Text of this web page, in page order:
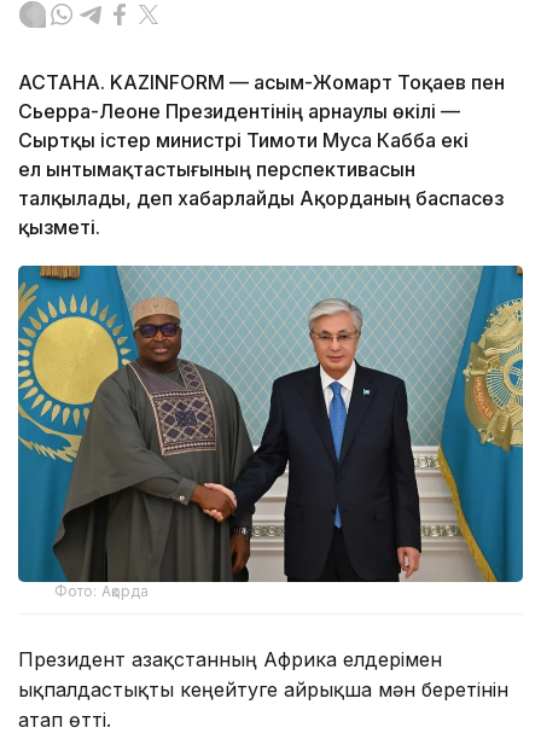
АСТАНА. KAZINFORM — Қасым-Жомарт Тоқаев пен
Сьерра-Леоне Президентінің арнаулы өкілі —
Сыртқы істер министрі Тимоти Муса Кабба екі
ел ынтымақтастығының перспективасын
талқылады, деп хабарлайды Ақорданың баспасөз
қызметі.
Фото: Ақорда
Президент Қазақстанның Африка елдерімен
ықпалдастықты кеңейтуге айрықша мән беретінін
атап өтті.